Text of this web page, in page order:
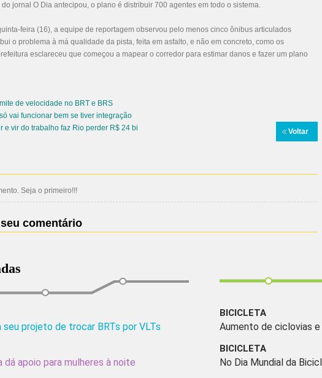
jornal O Dia antecipou, o plano é distribuir 700 agentes em todo o sistema.
feira (16), a equipe de reportagem observou pelo menos cinco ônibus articulados
o problema à má qualidade da pista, feita em asfalto, e não em concreto, como os
esclareceu que começou a mapear o corredor para estimar danos e fazer um plano
de velocidade no BRT e BRS
vai funcionar bem se tiver integração
e vir do trabalho faz Rio perder R$ 24 bi
Voltar
Seja o primeiro!!!
comentário
projeto de trocar BRTs por VLTs
apoio para mulheres à noite
BICICLETA
Aumento de ciclovias
BICICLETA
No Dia Mundial da